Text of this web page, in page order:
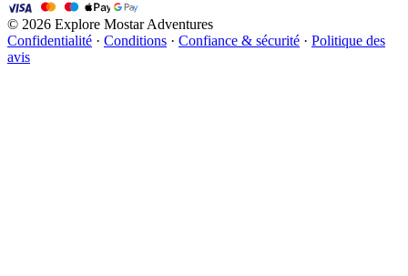
© 2026 Explore Mostar Adventures
Confidentialité · Conditions · Confiance & sécurité · Politique des
avis